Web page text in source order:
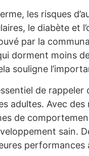
les risques
le diabète et
par la
dorment moins
souligne
de
adultes. Avec
de
sain.